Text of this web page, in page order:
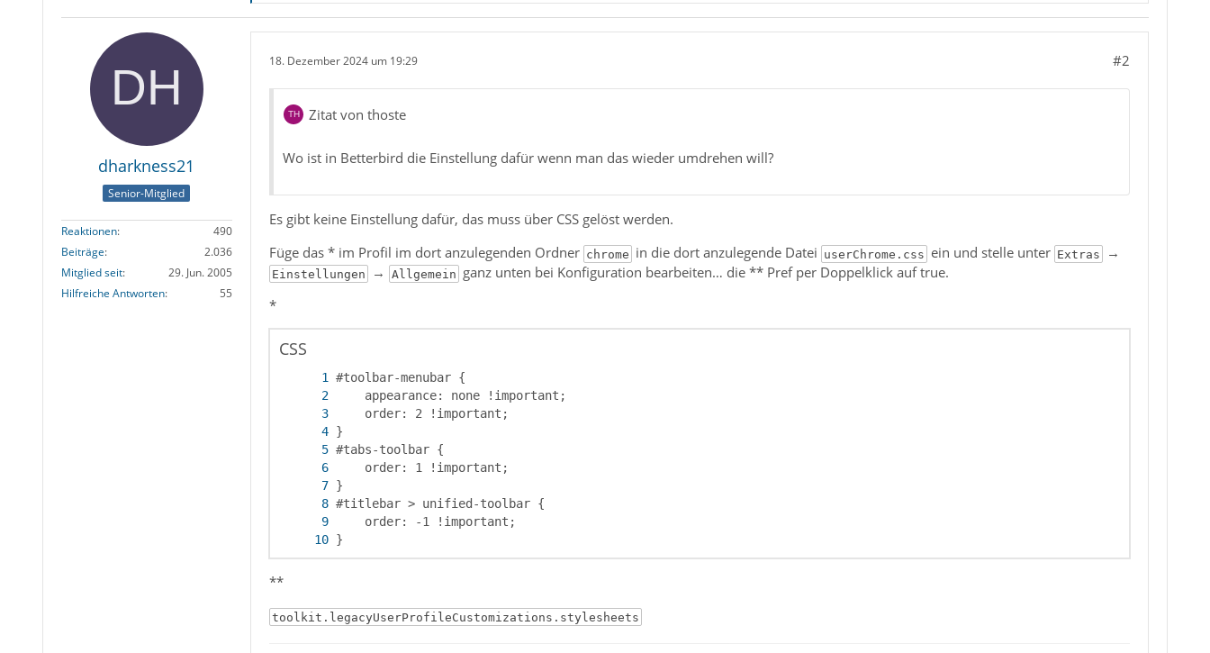
dharkness21
Senior-Mitglied
Reaktionen
490
Beiträge
2.036
Mitglied seit
29. Jun. 2005
Hilfreiche Antworten
55
18. Dezember 2024 um 19:29 #2
Zitat von thoste
Wo ist in Betterbird die Einstellung dafür wenn man das wieder umdrehen will?
Es gibt keine Einstellung dafür, das muss über CSS gelöst werden.
Füge das * im Profil im dort anzulegenden Ordner chrome in die dort anzulegende Datei userChrome.css ein und stelle unter Extras →
Einstellungen → Allgemein ganz unten bei Konfiguration bearbeiten… die ** Pref per Doppelklick auf true.
*
CSS
}
**
toolkit.legacyUserProfileCustomizations.stylesheets